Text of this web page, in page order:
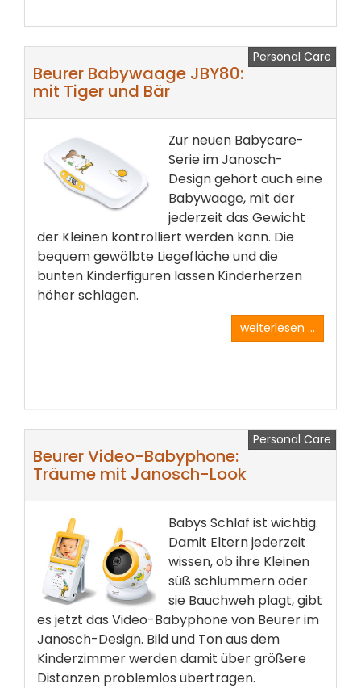
Personal Care
Beurer Babywaage JBY80:
mit Tiger und Bär
Zur neuen Babycare-
Serie im Janosch-
Design gehört auch eine
Babywaage, mit der
jederzeit das Gewicht
der Kleinen kontrolliert werden kann. Die
bequem gewölbte Liegefläche und die
bunten Kinderfiguren lassen Kinderherzen
höher schlagen.
weiterlesen ...
Personal Care
Beurer Video-Babyphone:
Träume mit Janosch-Look
Babys Schlaf ist wichtig.
Damit Eltern jederzeit
wissen, ob ihre Kleinen
süß schlummern oder
sie Bauchweh plagt, gibt
es jetzt das Video-Babyphone von Beurer im
Janosch-Design. Bild und Ton aus dem
Kinderzimmer werden damit über größere
Distanzen problemlos übertragen.